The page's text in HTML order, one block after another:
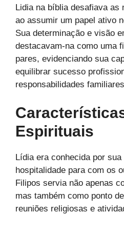
Lidia na bíblia desafiava as
ao assumir um papel ativo
Sua determinação e visão
destacavam-na como uma
pares, evidenciando sua
equilibrar sucesso
responsabilidades
Espirituais
Lídia era conhecida por
hospitalidade para com os
Filipos servia não apenas
mas também como ponto
reuniões religiosas e